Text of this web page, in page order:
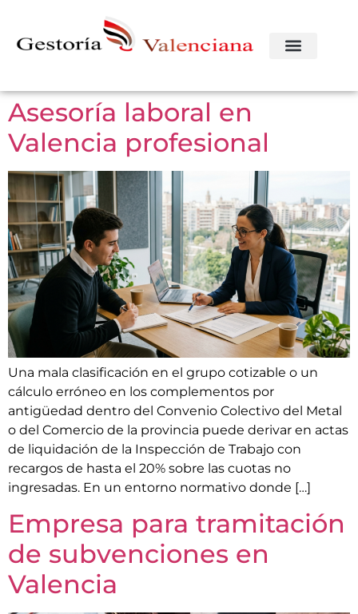
Asesoría laboral en
Valencia profesional
Una mala clasificación en el grupo cotizable o un
cálculo erróneo en los complementos por
antigüedad dentro del Convenio Colectivo del Metal
o del Comercio de la provincia puede derivar en actas
de liquidación de la Inspección de Trabajo con
recargos de hasta el 20% sobre las cuotas no
ingresadas. En un entorno normativo donde […]
Empresa para tramitación
de subvenciones en
Valencia